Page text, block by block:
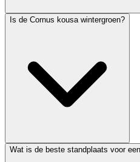
Is de Cornus kousa wintergroen?
Wat is de beste standplaats voor